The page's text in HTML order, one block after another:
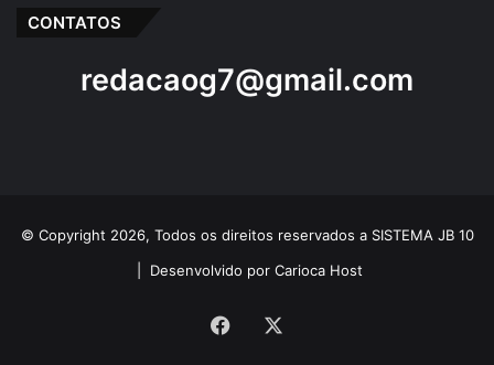
CONTATOS
redacaog7@gmail.com
© Copyright 2026, Todos os direitos reservados a SISTEMA JB 10
Desenvolvido por Carioca Host
Facebook